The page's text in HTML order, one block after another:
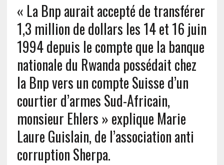
« La Bnp aurait accepté de transférer
1,3 million de dollars les 14 et 16 juin
1994 depuis le compte que la banque
nationale du Rwanda possédait chez
la Bnp vers un compte Suisse d’un
courtier d’armes Sud-Africain,
monsieur Ehlers » explique Marie
Laure Guislain, de l’association anti
corruption Sherpa.